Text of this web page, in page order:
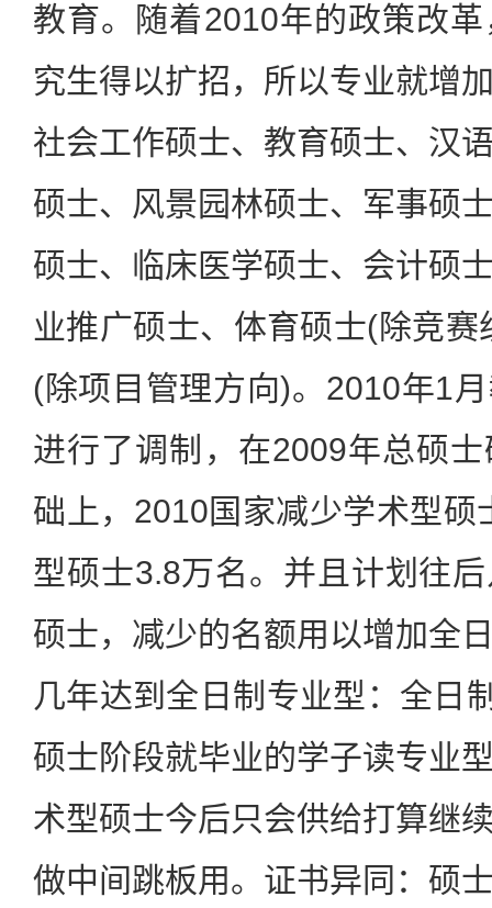
教育。随着2010年的政策改
究生得以扩招，所以专业就增
社会工作硕士、教育硕士、汉
硕士、风景园林硕士、军事硕
硕士、临床医学硕士、会计硕
业推广硕士、体育硕士(除竞
(除项目管理方向)。2010年1
进行了调制，在2009年总硕
础上，2010国家减少学术型硕
型硕士3.8万名。并且计划往
硕士，减少的名额用以增加全
几年达到全日制专业型：全日
硕士阶段就毕业的学子读专业
术型硕士今后只会供给打算继
做中间跳板用。证书异同：硕